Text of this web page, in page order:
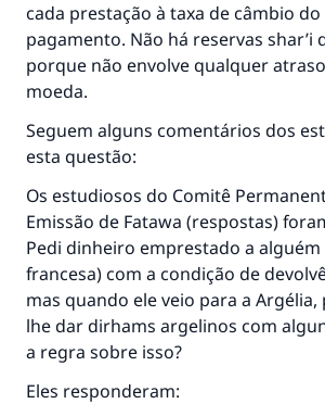
cada prestação à taxa de câmbio
pagamento. Não há reservas shar’i
porque não envolve qualquer
moeda.
Seguem alguns comentários dos
esta questão:
Os estudiosos do Comitê
Emissão de Fatawa (respostas)
Pedi dinheiro emprestado a alguém
francesa) com a condição de
mas quando ele veio para a
lhe dar dirhams argelinos com
a regra sobre isso?
Eles responderam: